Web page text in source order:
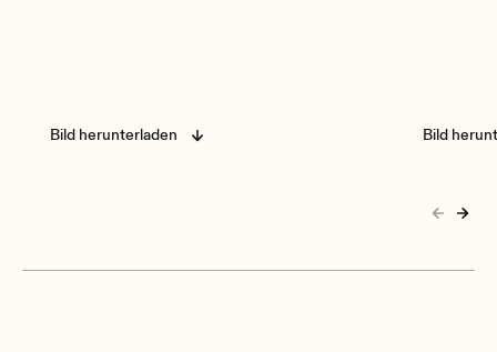
Bild herunterladen Bild